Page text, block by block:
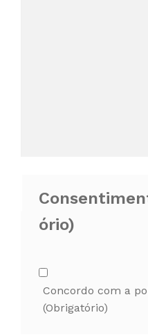
ório)
Concordo com a
(Obrigatório)